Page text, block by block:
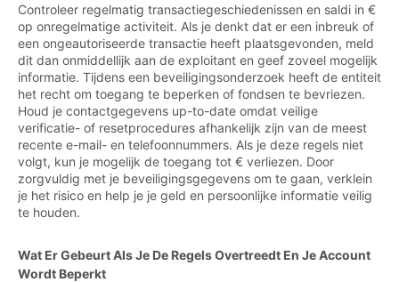
Controleer regelmatig transactiegeschiedenissen en saldi in €
op onregelmatige activiteit. Als je denkt dat er een inbreuk of
een ongeautoriseerde transactie heeft plaatsgevonden, meld
dit dan onmiddellijk aan de exploitant en geef zoveel mogelijk
informatie. Tijdens een beveiligingsonderzoek heeft de entiteit
het recht om toegang te beperken of fondsen te bevriezen.
Houd je contactgegevens up-to-date omdat veilige
verificatie- of resetprocedures afhankelijk zijn van de meest
recente e-mail- en telefoonnummers. Als je deze regels niet
volgt, kun je mogelijk de toegang tot € verliezen. Door
zorgvuldig met je beveiligingsgegevens om te gaan, verklein
je het risico en help je je geld en persoonlijke informatie veilig
te houden.
Wat Er Gebeurt Als Je De Regels Overtreedt En Je Account
Wordt Beperkt